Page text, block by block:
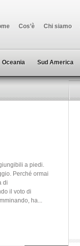
Cos’è Chi siamo
Oceania Sud America
a piedi.
Perché ormai
di
il voto di
ha...